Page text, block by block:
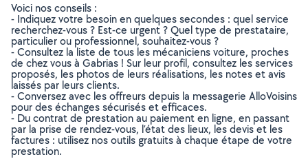
Voici nos conseils :
- Indiquez votre besoin en quelques secondes : quel service
recherchez-vous ? Est-ce urgent ? Quel type de prestataire,
particulier ou professionnel, souhaitez-vous ?
- Consultez la liste de tous les mécaniciens voiture, proches
de chez vous à Gabrias ! Sur leur profil, consultez les services
proposés, les photos de leurs réalisations, les notes et avis
laissés par leurs clients.
- Conversez avec les offreurs depuis la messagerie AlloVoisins
pour des échanges sécurisés et efficaces.
- Du contrat de prestation au paiement en ligne, en passant
par la prise de rendez-vous, l’état des lieux, les devis et les
factures : utilisez nos outils gratuits à chaque étape de votre
prestation.